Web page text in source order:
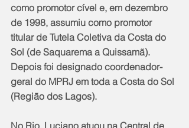
como promotor cível e, em dezembro
de 1998, assumiu como promotor
titular de Tutela Coletiva da Costa do
Sol (de Saquarema a Quissamã).
Depois foi designado coordenador-
geral do MPRJ em toda a Costa do Sol
(Região dos Lagos).